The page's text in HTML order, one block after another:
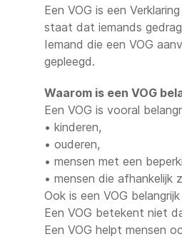
Een VOG is een
staat dat iemands
Iemand die een VOG
gepleegd.
Waarom is een VOG
Een VOG is vooral
• kinderen,
• ouderen,
• mensen met een
• mensen die afhankelijk
Ook is een VOG
Een VOG betekent niet
Een VOG helpt mensen